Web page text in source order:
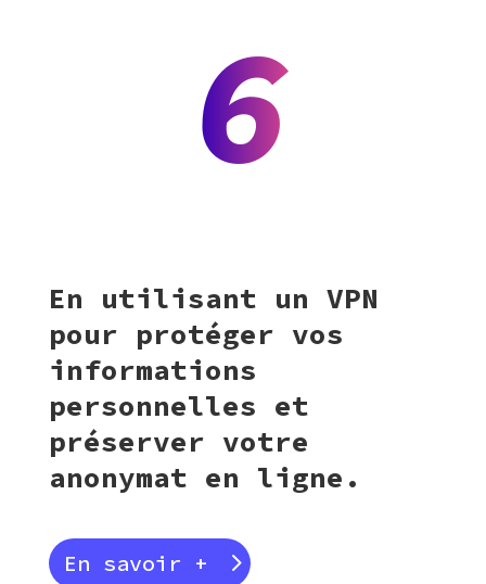
6
En utilisant un VPN
pour protéger vos
informations
personnelles et
préserver votre
anonymat en ligne.
En savoir +